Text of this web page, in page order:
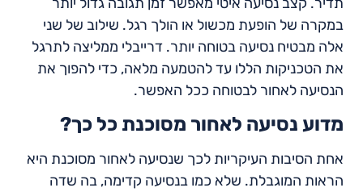
במקרה של הופעת מכשול או הולך רגל. שילוב של שני
אלה מבטיח נסיעה בטוחה יותר. דרייבלי ממליצה לתרגל
את הטכניקות הללו עד להטמעה מלאה, כדי להפוך את
הנסיעה לאחור לבטוחה ככל האפשר.
מדוע נסיעה לאחור מסוכנת כל כך?
אחת הסיבות העיקריות לכך שנסיעה לאחור מסוכנת היא
הראות המוגבלת. שלא כמו בנסיעה קדימה, בה שדה